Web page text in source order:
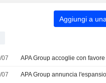
Aggiungi a
07
07